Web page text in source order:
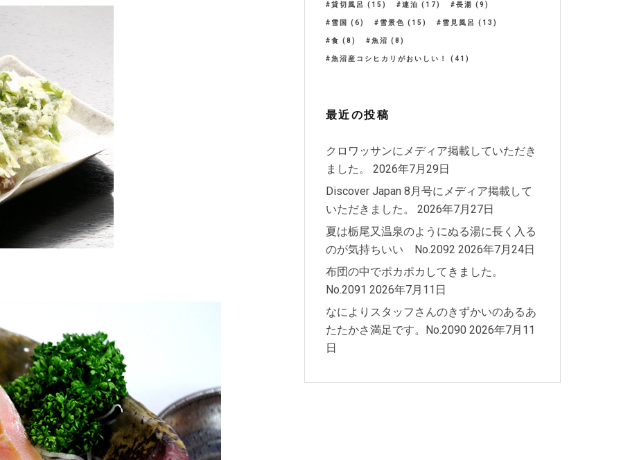
貸切風呂 (15) 連泊 (17) 長湯 (9)
雪国 (6) 雪景色 (15) 雪見風呂 (13)
食 (8) 魚沼 (8)
魚沼産コシヒカリがおいしい！ (41)
最近の投稿
クロワッサンにメディア掲載していただき
ました。
2026年7月29日
Discover Japan 8月号にメディア掲載して
いただきました。
2026年7月27日
夏は栃尾又温泉のようにぬる湯に長く入る
のが気持ちいい No.2092 2026年7月24日
布団の中でポカポカしてきました。
No.2091 2026年7月11日
なによりスタッフさんのきずかいのあるあ
たたかさ満足です。No.2090 2026年7月11
日